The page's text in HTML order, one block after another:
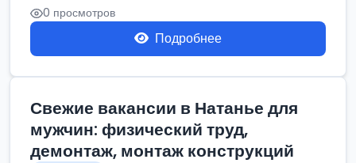
0 просмотров
Подробнее
Свежие вакансии в Натанье для
мужчин: физический труд,
демонтаж, монтаж конструкций